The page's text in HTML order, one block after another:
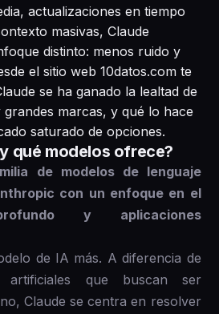
actualizaciones en tiempo
masivas, Claude
distinto: menos ruido y
el sitio web 10datos.com te
se ha ganado la lealtad de
marcas, y qué lo hace
saturado de opciones.
qué modelos ofrece?
de modelos de lenguaje
con un enfoque en el
y aplicaciones
de IA más. A diferencia de
artificiales que buscan ser
Claude se centra en resolver